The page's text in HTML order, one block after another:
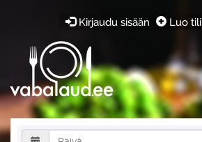
Kirjaudu sisään Luo tili